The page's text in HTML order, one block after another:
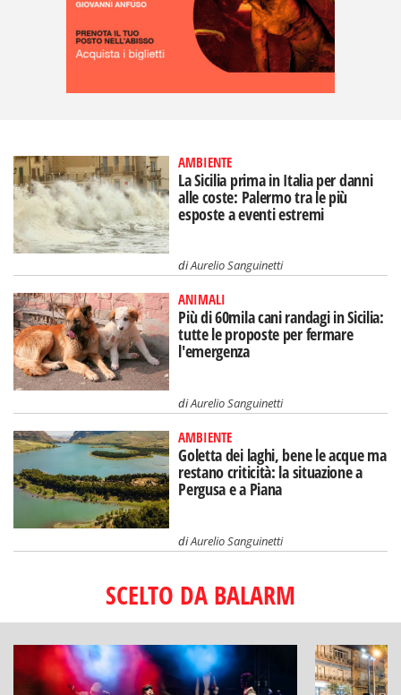
AMBIENTE
La Sicilia prima in Italia per danni
alle coste: Palermo tra le più
esposte a eventi estremi
diAurelio Sanguinetti
ANIMALI
Più di 60mila cani randagi in Sicilia:
tutte le proposte per fermare
l'emergenza
diAurelio Sanguinetti
AMBIENTE
Goletta dei laghi, bene le acque ma
restano criticità: la situazione a
Pergusa e a Piana
diAurelio Sanguinetti
SCELTO DA BALARM